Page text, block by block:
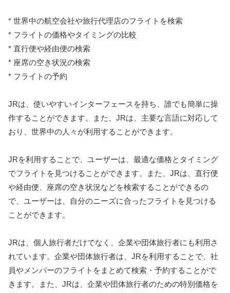
* 世界中の航空会社や旅行代理店のフライトを検索
* フライトの価格やタイミングの比較
* 直行便や経由便の検索
* 座席の空き状況の検索
* フライトの予約
JRは、使いやすいインターフェースを持ち、誰でも簡単に操
作することができます。また、JRは、主要な言語に対応して
おり、世界中の人々が利用することができます。
JRを利用することで、ユーザーは、最適な価格とタイミング
でフライトを見つけることができます。また、JRは、直行便
や経由便、座席の空き状況などを検索することができるの
で、ユーザーは、自分のニーズに合ったフライトを見つける
ことができます。
JRは、個人旅行者だけでなく、企業や団体旅行者にも利用さ
れています。企業や団体旅行者は、JRを利用することで、社
員やメンバーのフライトをまとめて検索・予約することがで
きます。また、JRは、企業や団体旅行者のための特別価格を